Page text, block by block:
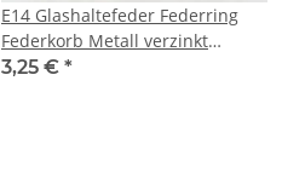
E14 Glashaltefeder Federring
Federkorb Metall verzinkt
45x25mm für Lampenfassung
3,25 € *